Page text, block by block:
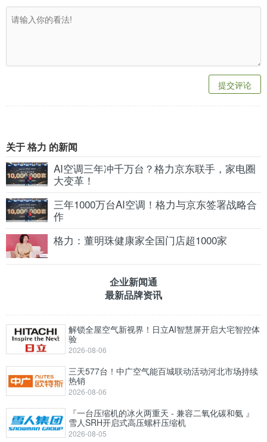
提交评论
关于 格力 的新闻
AI空调三年冲千万台？格力京东联手，家电圈
大变革！
三年1000万台AI空调！格力与京东签署战略合
作
格力：董明珠健康家全国门店超1000家
企业新闻通
最新品牌资讯
解锁全屋空气新视界！日立AI智慧屏开启大宅智控体
验
2026-08-06
三天577台！中广空气能百城联动活动河北市场持续
热销
2026-08-06
『一台压缩机的冰火两重天 - 兼容二氧化碳和氨 』
雪人SRH开启式高压螺杆压缩机
2026-08-05